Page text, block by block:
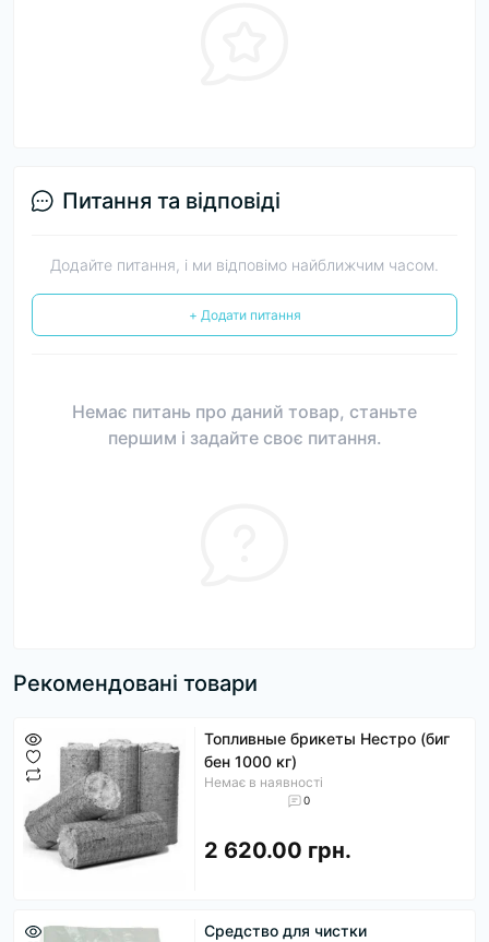
Питання та відповіді
Додайте питання, і ми відповімо найближчим часом.
+ Додати питання
Немає питань про даний товар, станьте
першим і задайте своє питання.
Рекомендовані товари
Топливные брикеты Нестро (биг
бен 1000 кг)
Немає в наявності
0
2 620.00 грн.
Средство для чистки